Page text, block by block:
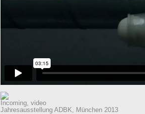
Incoming, video
Jahresausstellung ADBK, München 2013